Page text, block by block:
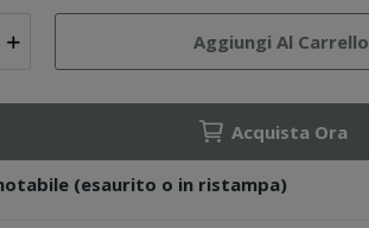
Aggiungi Al Carrello
Acquista Ora
(esaurito o in ristampa)